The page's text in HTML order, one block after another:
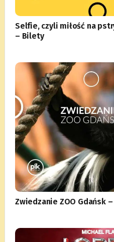
Selfie, czyli miłość na
– Bilety
Zwiedzanie ZOO Gdańsk